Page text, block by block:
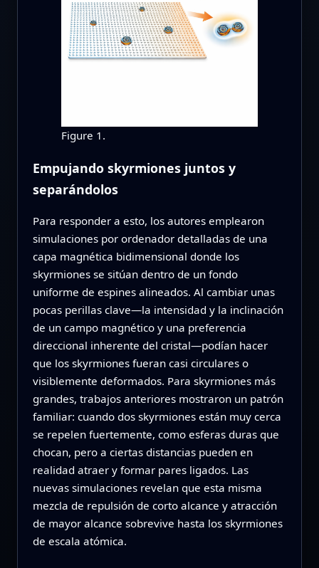
Figure 1.
Empujando skyrmiones juntos y
separándolos
Para responder a esto, los autores emplearon
simulaciones por ordenador detalladas de una
capa magnética bidimensional donde los
skyrmiones se sitúan dentro de un fondo
uniforme de espines alineados. Al cambiar unas
pocas perillas clave—la intensidad y la inclinación
de un campo magnético y una preferencia
direccional inherente del cristal—podían hacer
que los skyrmiones fueran casi circulares o
visiblemente deformados. Para skyrmiones más
grandes, trabajos anteriores mostraron un patrón
familiar: cuando dos skyrmiones están muy cerca
se repelen fuertemente, como esferas duras que
chocan, pero a ciertas distancias pueden en
realidad atraer y formar pares ligados. Las
nuevas simulaciones revelan que esta misma
mezcla de repulsión de corto alcance y atracción
de mayor alcance sobrevive hasta los skyrmiones
de escala atómica.